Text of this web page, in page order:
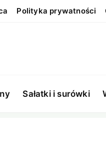
Polityka prywatności
Sałatki i surówki